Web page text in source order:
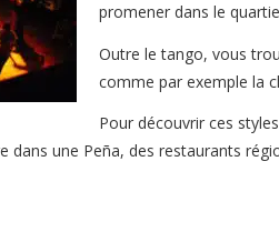
promener dans le
Outre le tango, vous
comme par exemple la
Pour découvrir ces
une Peña, des restaurants